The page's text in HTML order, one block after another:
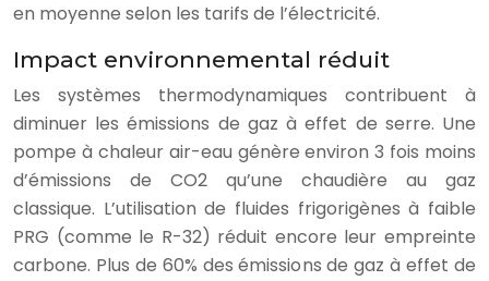
en moyenne selon les tarifs de l’électricité.
Impact environnemental réduit
Les systèmes thermodynamiques contribuent à
diminuer les émissions de gaz à effet de serre. Une
pompe à chaleur air-eau génère environ 3 fois moins
d’émissions de CO2 qu’une chaudière au gaz
classique. L’utilisation de fluides frigorigènes à faible
PRG (comme le R-32) réduit encore leur empreinte
carbone. Plus de 60% des émissions de gaz à effet de